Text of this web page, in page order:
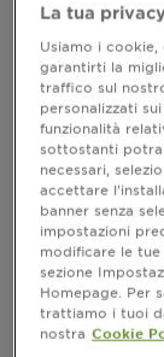
modo
essere nella
valorizzare la
desiderato –
Vediamo
come
formule
luminosa,
Capelli
di luce
La tua
Usiamo i
garantirti la
traffico sul
personalizzati
funzionalità
sottostanti
necessari,
accettare
banner senza
impostazioni
modificare le
sezione
Homepage. Per
trattiamo i tuoi
nostra Cookie